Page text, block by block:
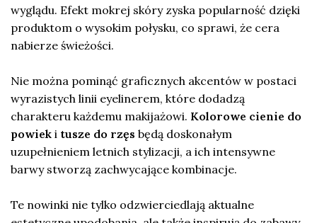
wyglądu. Efekt mokrej skóry zyska popularność dzięki
produktom o wysokim połysku, co sprawi, że cera
nabierze świeżości.
Nie można pominąć graficznych akcentów w postaci
wyrazistych linii eyelinerem, które dodadzą
charakteru każdemu makijażowi. Kolorowe cienie do
powiek i tusze do rzęs będą doskonałym
uzupełnieniem letnich stylizacji, a ich intensywne
barwy stworzą zachwycające kombinacje.
Te nowinki nie tylko odzwierciedlają aktualne